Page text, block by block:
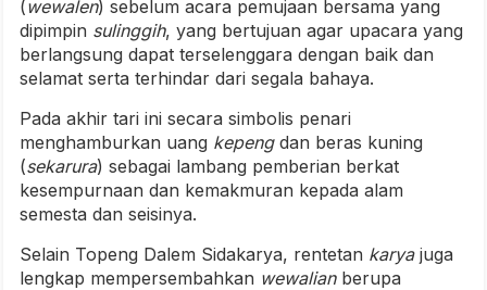
(wewalen) sebelum acara pemujaan bersama yang
dipimpin sulinggih, yang bertujuan agar upacara yang
berlangsung dapat terselenggara dengan baik dan
selamat serta terhindar dari segala bahaya.
Pada akhir tari ini secara simbolis penari
menghamburkan uang kepengdan beras kuning
(sekarura) sebagai lambang pemberian berkat
kesempurnaan dan kemakmuran kepada alam
semesta dan seisinya.
Selain Topeng Dalem Sidakarya, rentetan karyajuga
lengkap mempersembahkan wewalianberupa